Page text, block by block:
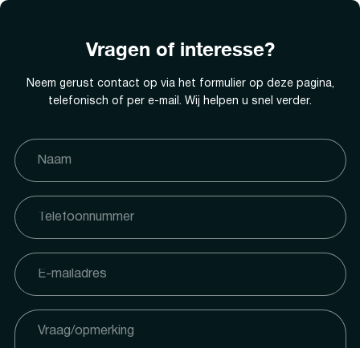
Vragen of interesse?
Neem gerust contact op via het formulier op deze pagina,
telefonisch of per e-mail. Wij helpen u snel verder.